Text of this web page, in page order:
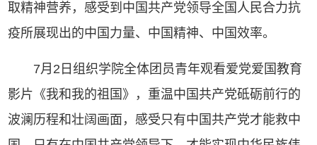
取精神营养，感受到中国共产党领导全国人民合力抗
疫所展现出的中国力量、中国精神、中国效率。
7月2日组织学院全体团员青年观看爱党爱国教育
影片《我和我的祖国》，重温中国共产党砥砺前行的
波澜历程和壮阔画面，感受只有中国共产党才能救中